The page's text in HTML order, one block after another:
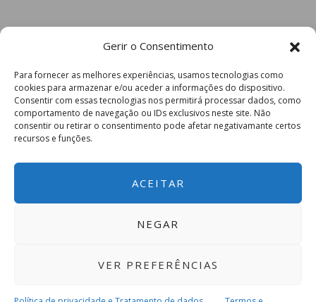
Gerir o Consentimento
Para fornecer as melhores experiências, usamos tecnologias como
cookies para armazenar e/ou aceder a informações do dispositivo.
Consentir com essas tecnologias nos permitirá processar dados, como
comportamento de navegação ou IDs exclusivos neste site. Não
consentir ou retirar o consentimento pode afetar negativamante certos
recursos e funções.
ACEITAR
NEGAR
VER PREFERÊNCIAS